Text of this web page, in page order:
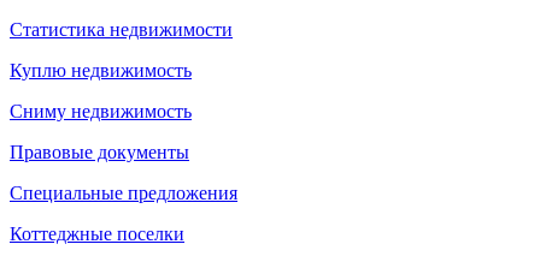
Статистика недвижимости
Куплю недвижимость
Сниму недвижимость
Правовые документы
Специальные предложения
Коттеджные поселки